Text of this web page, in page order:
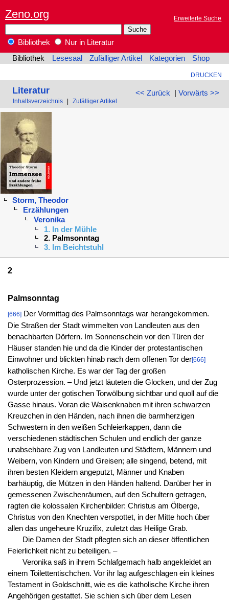
Zeno.org Erweiterte Suche
Bibliothek
Nur in Literatur
Bibliothek
Lesesaal Zufälliger Artikel Kategorien Shop
DRUCKEN
<< Zurück | Vorwärts >>
Literatur
Inhaltsverzeichnis Zufälliger Artikel
Storm, Theodor
Erzählungen
Veronika
1. In der Mühle
2. Palmsonntag
3. Im Beichtstuhl
2
Palmsonntag
[666]Der Vormittag des Palmsonntags war herangekommen.
Die Straßen der Stadt wimmelten von Landleuten aus den
benachbarten Dörfern. Im Sonnenschein vor den Türen der
Häuser standen hie und da die Kinder der protestantischen
Einwohner und blickten hinab nach dem offenen Tor der[666]
katholischen Kirche. Es war der Tag der großen
Osterprozession. – Und jetzt läuteten die Glocken, und der Zug
wurde unter der gotischen Torwölbung sichtbar und quoll auf die
Gasse hinaus. Voran die Waisenknaben mit ihren schwarzen
Kreuzchen in den Händen, nach ihnen die barmherzigen
Schwestern in den weißen Schleierkappen, dann die
verschiedenen städtischen Schulen und endlich der ganze
unabsehbare Zug von Landleuten und Städtern, Männern und
Weibern, von Kindern und Greisen; alle singend, betend, mit
ihren besten Kleidern angeputzt, Männer und Knaben
barhäuptig, die Mützen in den Händen haltend. Darüber her in
gemessenen Zwischenräumen, auf den Schultern getragen,
ragten die kolossalen Kirchenbilder: Christus am Ölberge,
Christus von den Knechten verspottet, in der Mitte hoch über
allen das ungeheure Kruzifix, zuletzt das Heilige Grab.
Die Damen der Stadt pflegten sich an dieser öffentlichen
Feierlichkeit nicht zu beteiligen. –
Veronika saß in ihrem Schlafgemach halb angekleidet an
einem Toilettentischchen. Vor ihr lag aufgeschlagen ein kleines
Testament in Goldschnitt, wie es die katholische Kirche ihren
Angehörigen gestattet. Sie schien sich über dem Lesen